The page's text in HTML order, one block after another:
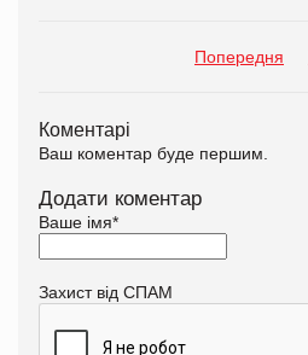
Попередня
Коментарі
Ваш коментар буде першим.
Додати коментар
Ваше імя*
Захист від СПАМ